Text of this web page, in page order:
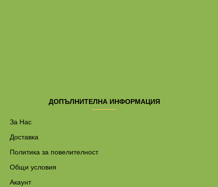
ДОПЪЛНИТЕЛНА ИНФОРМАЦИЯ
За Нас
Доставка
Политика за повелителност
Общи условия
Акаунт